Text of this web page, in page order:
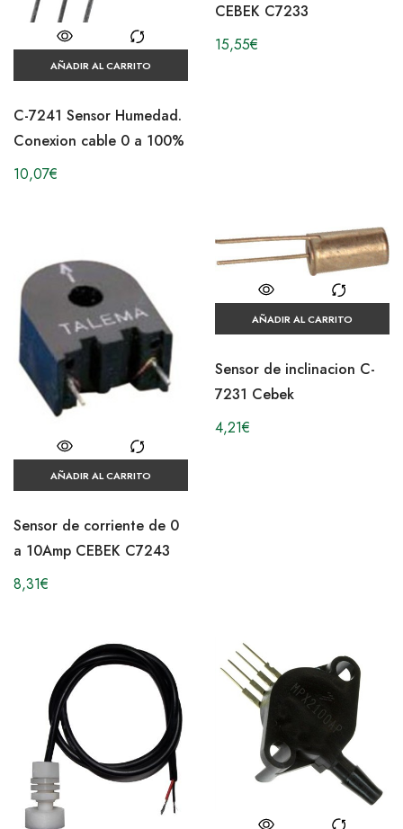
AÑADIR AL CARRITO
C-7241 Sensor Humedad.
Conexion cable 0 a 100%
10,07€
CEBEK C7233
15,55€
AÑADIR AL CARRITO
Sensor de corriente de 0
a 10Amp CEBEK C7243
8,31€
AÑADIR AL CARRITO
Sensor de inclinacion C-
7231 Cebek
4,21€